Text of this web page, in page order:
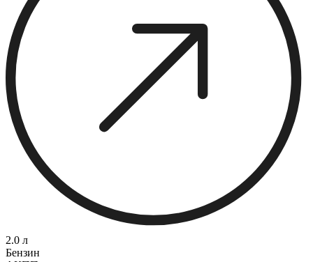
2.0 л
Бензин